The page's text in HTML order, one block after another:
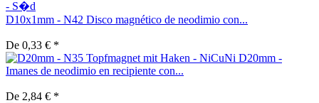
D10x1mm - N42 Disco magnético de neodimio con...
De 0,33 € *
D20mm -
Imanes de neodimio en recipiente con...
De 2,84 € *